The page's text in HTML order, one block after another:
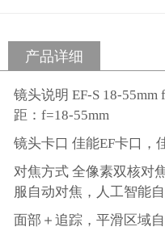
产品详细
镜头说明 EF-S 18-
距：f=18-55mm
镜头卡口 佳能EF卡口，
对焦方式 全像素双核对
服自动对焦，人工智能
面部＋追踪，平滑区域